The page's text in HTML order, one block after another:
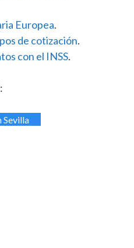
Europea.
de cotización.
con el INSS.
Sevilla